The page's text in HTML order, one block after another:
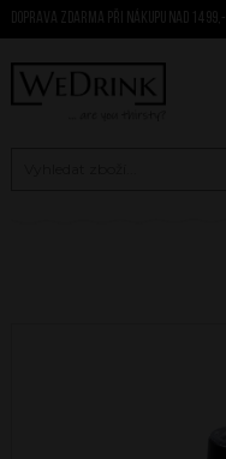
DOPRAVA ZDARMA PŘI NÁKUPU NAD 1499,-